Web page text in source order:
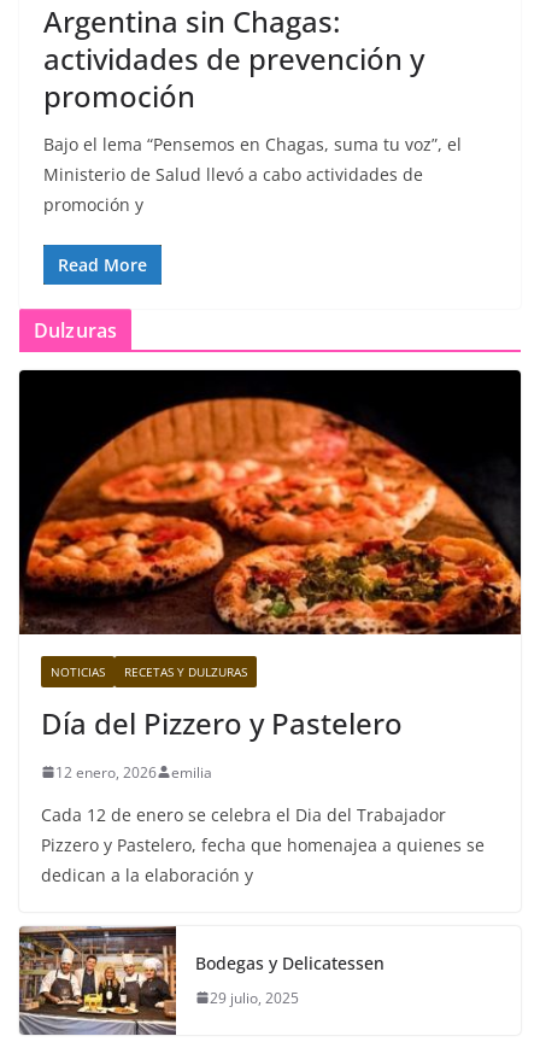
Argentina sin Chagas:
actividades de prevención y
promoción
Bajo el lema “Pensemos en Chagas, suma tu voz”, el
Ministerio de Salud llevó a cabo actividades de
promoción y
Read More
Dulzuras
NOTICIAS RECETAS Y DULZURAS
Día del Pizzero y Pastelero
12 enero, 2026 emilia
Cada 12 de enero se celebra el Dia del Trabajador
Pizzero y Pastelero, fecha que homenajea a quienes se
dedican a la elaboración y
Bodegas y Delicatessen
29 julio, 2025